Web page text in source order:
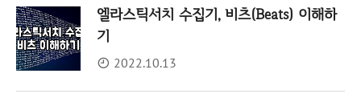
엘라스틱서치 수집기, 비츠(Beats) 이해하
기
2022.10.13